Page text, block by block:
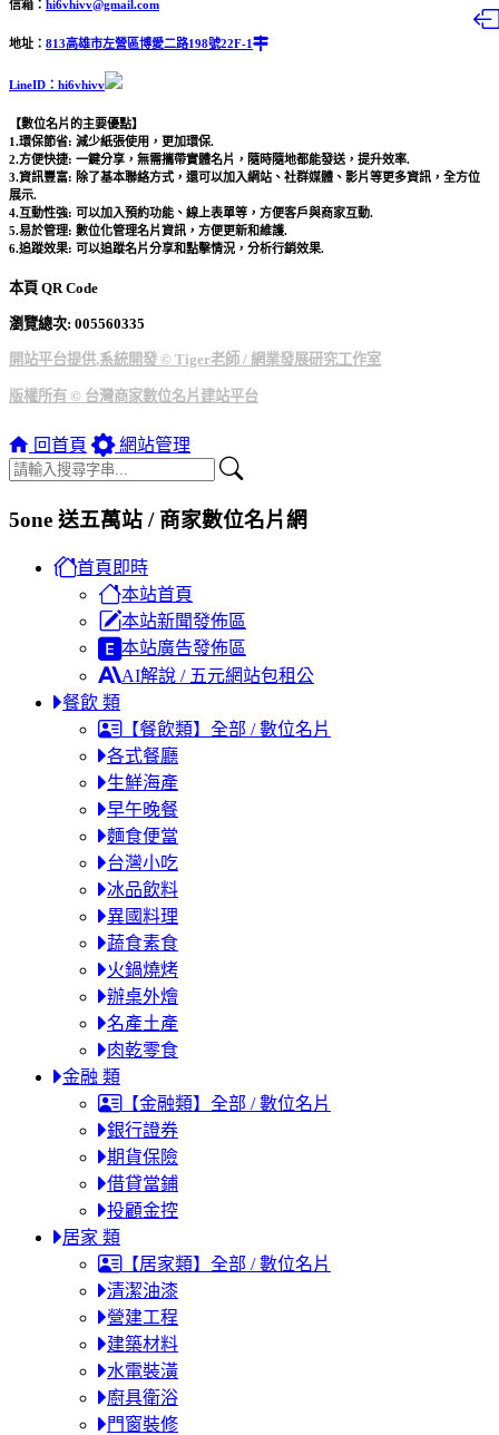
信箱： hi6vhivv@gmail.com
地址： 813高雄市左營區博愛二路198號22F-1
LineID：hi6vhivv
【數位名片的主要優點】
1.環保節省: 減少紙張使用，更加環保.
2.方便快捷: 一鍵分享，無需攜帶實體名片，隨時隨地都能發送，提升效率.
3.資訊豐富: 除了基本聯絡方式，還可以加入網站、社群媒體、影片等更多資訊，全方位
展示.
4.互動性強: 可以加入預約功能、線上表單等，方便客戶與商家互動.
5.易於管理: 數位化管理名片資訊，方便更新和維護.
6.追蹤效果: 可以追蹤名片分享和點擊情況，分析行銷效果.
本頁 QR Code
瀏覽總次: 005560335
開站平台提供,系統開發 © Tiger老師 / 網業發展研究工作室
版權所有 © 台灣商家數位名片建站平台
回首頁 網站管理
5one 送五萬站 / 商家數位名片網
首頁即時
本站首頁
本站新聞發佈區
本站廣告發佈區
AI解說 / 五元網站包租公
餐飲 類
【餐飲類】全部 / 數位名片
各式餐廳
生鮮海產
早午晚餐
麵食便當
台灣小吃
冰品飲料
異國料理
蔬食素食
火鍋燒烤
辦桌外燴
名產土產
肉乾零食
金融 類
【金融類】全部 / 數位名片
銀行證券
期貨保險
借貸當鋪
投顧金控
居家 類
【居家類】全部 / 數位名片
清潔油漆
營建工程
建築材料
水電裝潢
廚具衛浴
門窗裝修